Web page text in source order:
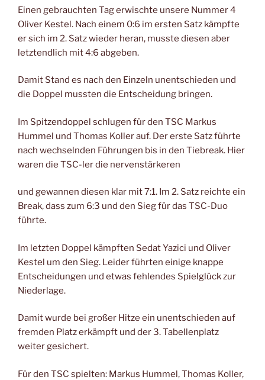
Einen gebrauchten Tag erwischte unsere Nummer 4
Oliver Kestel. Nach einem 0:6 im ersten Satz kämpfte
er sich im 2. Satz wieder heran, musste diesen aber
letztendlich mit 4:6 abgeben.
Damit Stand es nach den Einzeln unentschieden und
die Doppel mussten die Entscheidung bringen.
Im Spitzendoppel schlugen für den TSC Markus
Hummel und Thomas Koller auf. Der erste Satz führte
nach wechselnden Führungen bis in den Tiebreak. Hier
waren die TSC-ler die nervenstärkeren
und gewannen diesen klar mit 7:1. Im 2. Satz reichte ein
Break, dass zum 6:3 und den Sieg für das TSC-Duo
führte.
Im letzten Doppel kämpften Sedat Yazici und Oliver
Kestel um den Sieg. Leider führten einige knappe
Entscheidungen und etwas fehlendes Spielglück zur
Niederlage.
Damit wurde bei großer Hitze ein unentschieden auf
fremden Platz erkämpft und der 3. Tabellenplatz
weiter gesichert.
Für den TSC spielten: Markus Hummel, Thomas Koller,